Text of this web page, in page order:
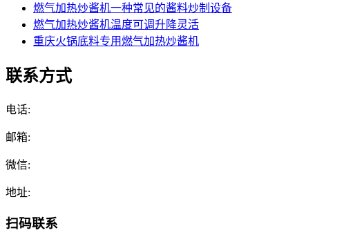
燃气加热炒酱机一种常见的酱料炒制设备
燃气加热炒酱机温度可调升降灵活
重庆火锅底料专用燃气加热炒酱机
联系方式
电话:
邮箱:
微信:
地址:
扫码联系